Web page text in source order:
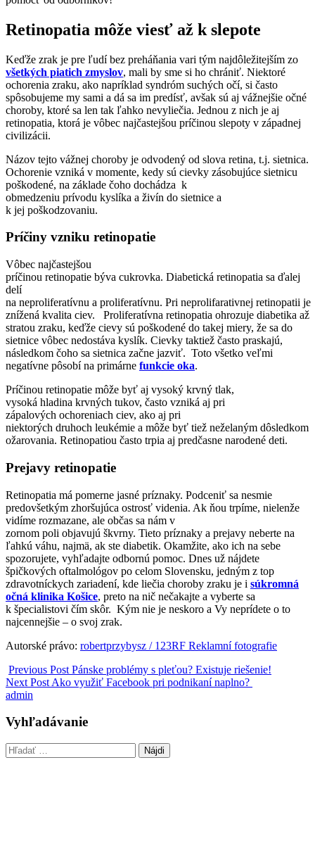
Retinopatia môže viesť až k slepote
Keďže zrak je pre ľudí bez preháňania vari tým najdôležitejším zo
všetkých piatich zmyslov, mali by sme si ho chrániť. Niektoré
ochorenia zraku, ako napríklad syndróm suchých očí, si často
spôsobujeme my sami a dá sa im predísť, avšak sú aj vážnejšie očné
choroby, ktoré sa len tak ľahko nevyliečia. Jednou z nich je aj
retinopatia, ktorá je vôbec najčastejšou príčinou slepoty v západnej
civilizácii.
Názov tejto vážnej choroby je odvodený od slova retina, t.j. sietnica.
Ochorenie vzniká v momente, kedy sú cievky zásobujúce sietnicu
poškodené, na základe čoho dochádza k
obmedzeniu prívodu kyslíka a živín do sietnice a
k jej poškodzovaniu.
Príčiny vzniku retinopatie
Vôbec najčastejšou
príčinou retinopatie býva cukrovka. Diabetická retinopatia sa ďalej
delí
na neproliferatívnu a proliferatívnu. Pri neprolifarativnej retinopatii je
znížená kvalita ciev. Proliferatívna retinopatia ohrozuje diabetika až
stratou zraku, keďže cievy sú poškodené do takej miery, že sa do
sietnice vôbec nedostáva kyslík. Cievky taktiež často praskajú,
následkom čoho sa sietnica začne jazviť. Toto všetko veľmi
negatívne pôsobí na primárne funkcie oka.
Príčinou retinopatie môže byť aj vysoký krvný tlak,
vysoká hladina krvných tukov, často vzniká aj pri
zápalových ochoreniach ciev, ako aj pri
niektorých druhoch leukémie a môže byť tiež neželaným dôsledkom
ožarovania. Retinopatiou často trpia aj predčasne narodené deti.
Prejavy retinopatie
Retinopatia má pomerne jasné príznaky. Podceniť sa nesmie
predovšetkým zhoršujúca ostrosť videnia. Ak ňou trpíme, nielenže
vidíme rozmazane, ale občas sa nám v
zornom poli objavujú škvrny. Tieto príznaky a prejavy neberte na
ľahkú váhu, najmä, ak ste diabetik. Okamžite, ako ich na sebe
spozorujete, vyhľadajte odbornú pomoc. Dnes už nájdete
špičkových oftalmológov po celom Slovensku, jedným z top
zdravotníckych zariadení, kde liečia choroby zraku je i súkromná
očná klinika Košice, preto na nič nečakajte a vyberte sa
k špecialistovi čím skôr. Kým nie je neskoro a Vy neprídete o to
najcennejšie – o svoj zrak.
Autorské právo: robertprzybysz / 123RF Reklamní fotografie
Previous Post Pánske problémy s pleťou? Existuje riešenie!
Next Post Ako využiť Facebook pri podnikaní naplno?
admin
Vyhľadávanie
Hľadať: